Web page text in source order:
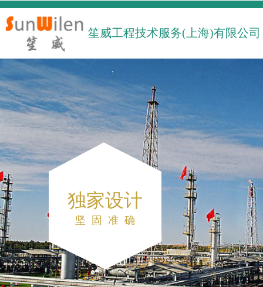
笙威工程技术服务(上海)有限公司
独家设计
坚 固 准确